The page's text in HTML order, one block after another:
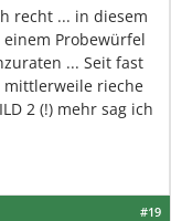
recht ... in diesem
einem Probewürfel
... Seit fast
mittlerweile rieche
2 (!) mehr sag ich
#19